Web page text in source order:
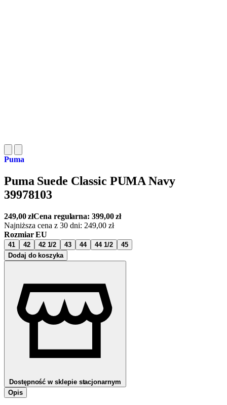
Puma
Puma Suede Classic PUMA Navy
39978103
249,00złCena regularna:399,00zł
Najniższa cena z 30 dni: 249,00 zł
Rozmiar EU
41 42 42 1/2 43 44 44 1/2
45
Dodaj do koszyka
Dostępność w sklepie stacjonarnym
Opis